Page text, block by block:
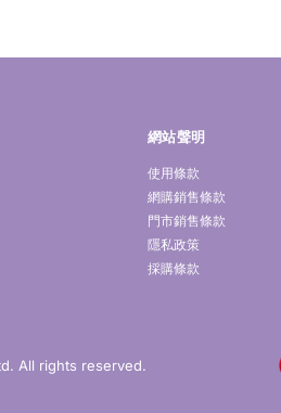
網站聲明
使用條款
網購銷售條款
門市銷售條款
隱私政策
採購條款
All rights reserved.